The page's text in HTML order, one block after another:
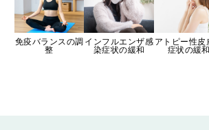
免疫バランスの調
整
インフルエンザ感
染症状の緩和
アトピー性皮
症状の緩和